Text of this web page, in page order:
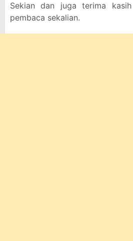
Sekian dan juga terima
pembaca sekalian.